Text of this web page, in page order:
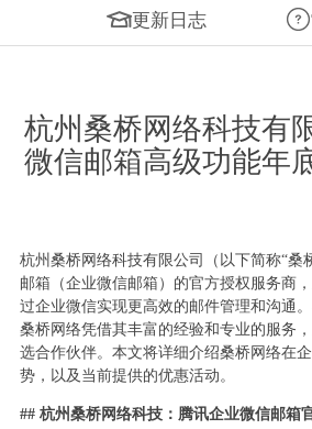
更新日志
杭州桑桥网络科技有
微信邮箱高级功能年
杭州桑桥网络科技有限公司（以下简称“桑
邮箱（企业微信邮箱）的官方授权服务商
过企业微信实现更高效的邮件管理和沟通
桑桥网络凭借其丰富的经验和专业的服务
选合作伙伴。本文将详细介绍桑桥网络在
势，以及当前提供的优惠活动。
## 杭州桑桥网络科技：腾讯企业微信邮箱